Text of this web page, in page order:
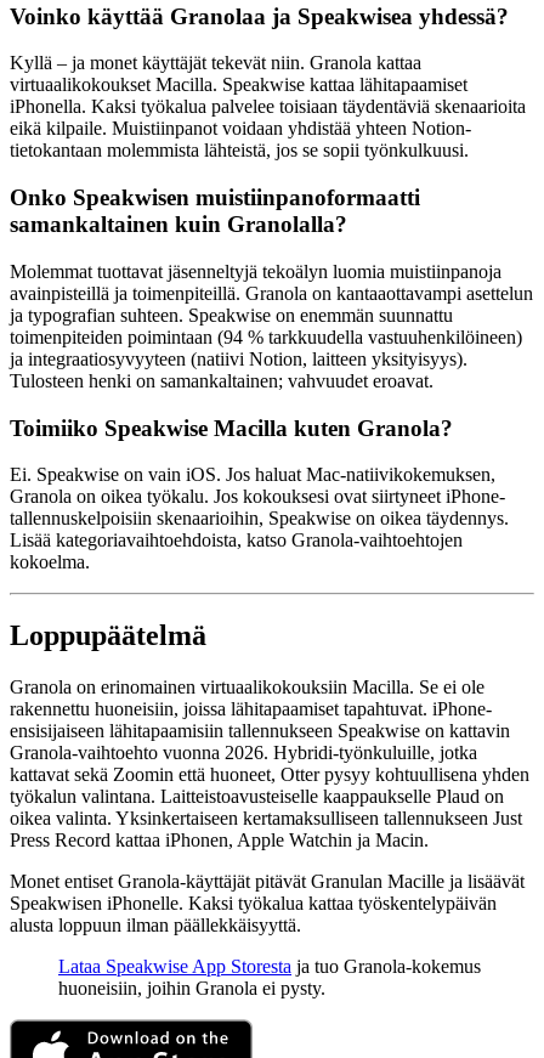
Voinko käyttää Granolaa ja Speakwisea yhdessä?
Kyllä – ja monet käyttäjät tekevät niin. Granola kattaa
virtuaalikokoukset Macilla. Speakwise kattaa lähitapaamiset
iPhonella. Kaksi työkalua palvelee toisiaan täydentäviä skenaarioita
eikä kilpaile. Muistiinpanot voidaan yhdistää yhteen Notion-
tietokantaan molemmista lähteistä, jos se sopii työnkulkuusi.
Onko Speakwisen muistiinpanoformaatti
samankaltainen kuin Granolalla?
Molemmat tuottavat jäsenneltyjä tekoälyn luomia muistiinpanoja
avainpisteillä ja toimenpiteillä. Granola on kantaaottavampi asettelun
ja typografian suhteen. Speakwise on enemmän suunnattu
toimenpiteiden poimintaan (94 % tarkkuudella vastuuhenkilöineen)
ja integraatiosyvyyteen (natiivi Notion, laitteen yksityisyys).
Tulosteen henki on samankaltainen; vahvuudet eroavat.
Toimiiko Speakwise Macilla kuten Granola?
Ei. Speakwise on vain iOS. Jos haluat Mac-natiivikokemuksen,
Granola on oikea työkalu. Jos kokouksesi ovat siirtyneet iPhone-
tallennuskelpoisiin skenaarioihin, Speakwise on oikea täydennys.
Lisää kategoriavaihtoehdoista, katso Granola-vaihtoehtojen
kokoelma.
Loppupäätelmä
Granola on erinomainen virtuaalikokouksiin Macilla. Se ei ole
rakennettu huoneisiin, joissa lähitapaamiset tapahtuvat. iPhone-
ensisijaiseen lähitapaamisiin tallennukseen Speakwise on kattavin
Granola-vaihtoehto vuonna 2026. Hybridi-työnkuluille, jotka
kattavat sekä Zoomin että huoneet, Otter pysyy kohtuullisena yhden
työkalun valintana. Laitteistoavusteiselle kaappaukselle Plaud on
oikea valinta. Yksinkertaiseen kertamaksulliseen tallennukseen Just
Press Record kattaa iPhonen, Apple Watchin ja Macin.
Monet entiset Granola-käyttäjät pitävät Granulan Macille ja lisäävät
Speakwisen iPhonelle. Kaksi työkalua kattaa työskentelypäivän
alusta loppuun ilman päällekkäisyyttä.
Lataa Speakwise App Storesta ja tuo Granola-kokemus
huoneisiin, joihin Granola ei pysty.